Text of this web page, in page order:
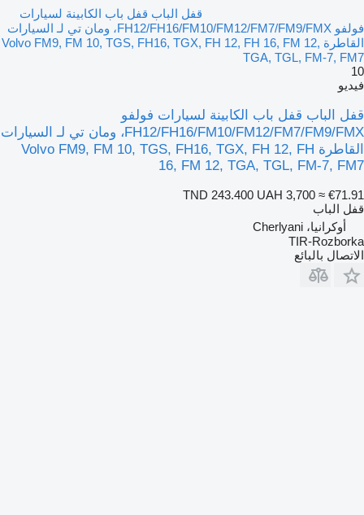
قفل الباب قفل باب الكابينة لسيارات
فولفو FH12/FH16/FM10/FM12/FM7/FM9/FMX، ومان تي لـ السيارات
القاطرة Volvo FM9, FM 10, TGS, FH16, TGX, FH 12, FH 16, FM 12,
TGA, TGL, FM-7, FM7
10
فيديو
قفل الباب قفل باب الكابينة لسيارات فولفو
FH12/FH16/FM10/FM12/FM7/FM9/FMX، ومان تي لـ السيارات
القاطرة Volvo FM9, FM 10, TGS, FH16, TGX, FH 12, FH
16, FM 12, TGA, TGL, FM-7, FM7
TND 243.400 UAH 3,700 ≈ €71.91
قفل الباب
أوكرانيا، Cherlyani
TIR-Rozborka
الاتصال بالبائع